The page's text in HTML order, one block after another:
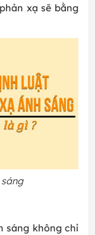
xạ sẽ bằng
sáng không chỉ